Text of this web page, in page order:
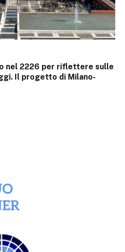
nel 2226 per riflettere sulle
Il progetto di Milano-